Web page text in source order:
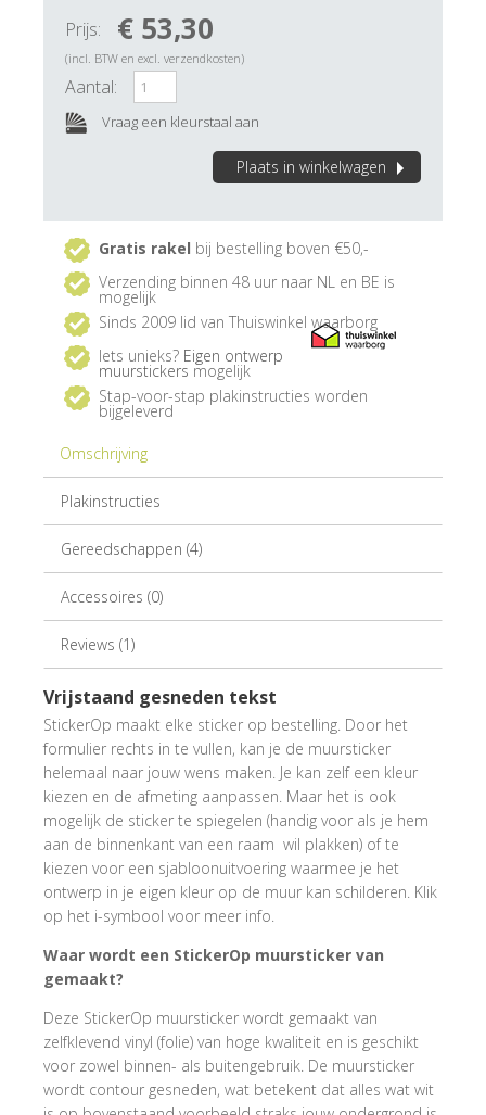
Plaats in winkelwagen
Prijs: € 53,30
(incl. BTW en excl. verzendkosten)
Aantal:
Vraag een kleurstaal aan
Gratis rakel bij bestelling boven €50,-
Verzending binnen 48 uur naar NL en BE is
mogelijk
Sinds 2009 lid van Thuiswinkel waarborg
Iets unieks? Eigen ontwerp
muurstickers mogelijk
Stap-voor-stap plakinstructies worden
bijgeleverd
Omschrijving
Plakinstructies
Gereedschappen (4)
Accessoires (0)
Reviews (1)
Vrijstaand gesneden tekst
StickerOp maakt elke sticker op bestelling. Door het
formulier rechts in te vullen, kan je de muursticker
helemaal naar jouw wens maken. Je kan zelf een kleur
kiezen en de afmeting aanpassen. Maar het is ook
mogelijk de sticker te spiegelen (handig voor als je hem
aan de binnenkant van een raam wil plakken) of te
kiezen voor een sjabloonuitvoering waarmee je het
ontwerp in je eigen kleur op de muur kan schilderen. Klik
op het i-symbool voor meer info.
Waar wordt een StickerOp muursticker van
gemaakt?
Deze StickerOp muursticker wordt gemaakt van
zelfklevend vinyl (folie) van hoge kwaliteit en is geschikt
voor zowel binnen- als buitengebruik. De muursticker
wordt contour gesneden, wat betekent dat alles wat wit